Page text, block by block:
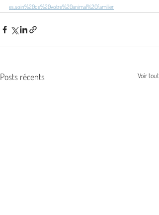
es,soin%20de%20votre%20animal%20familier
Posts récents Voir tout